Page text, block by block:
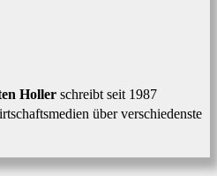
Holler schreibt seit 1987
über verschiedenste